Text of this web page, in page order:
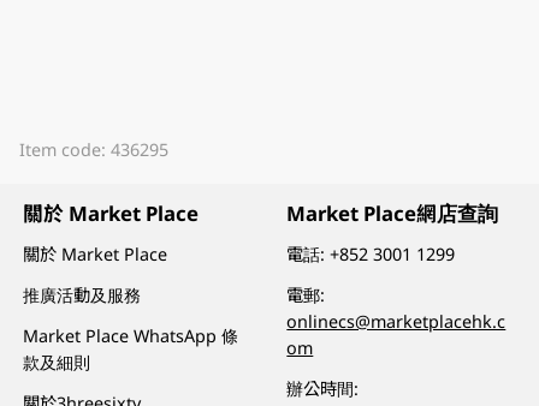
Item code: 436295
關於 Market Place
關於 Market Place
推廣活動及服務
Market Place WhatsApp 條
款及細則
Market Place網店查詢
電話:+852 3001 1299
電郵:
onlinecs@marketplacehk.c
om
辦公時間: